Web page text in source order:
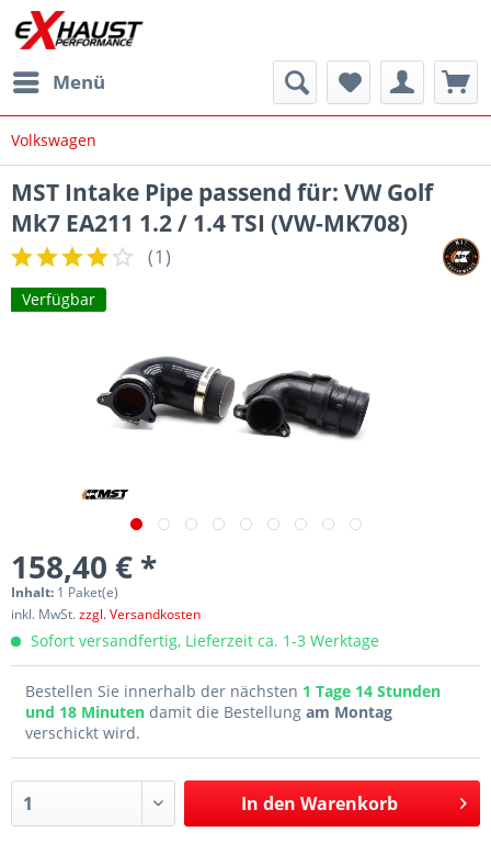
Menü
Volkswagen
MST Intake Pipe passend für: VW Golf
Mk7 EA211 1.2 / 1.4 TSI (VW-MK708)
(1)
Verfügbar
158,40 € *
Inhalt: 1 Paket(e)
inkl. MwSt.zzgl. Versandkosten
Sofort versandfertig, Lieferzeit ca. 1-3 Werktage
Bestellen Sie innerhalb der nächsten 1 Tage 14 Stunden
und 18 Minuten damit die Bestellung am Montag
verschickt wird.
In den Warenkorb